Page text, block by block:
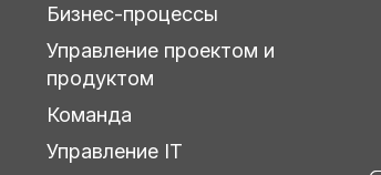
Бизнес-процессы
Управление проектом и
продуктом
Команда
Управление IT